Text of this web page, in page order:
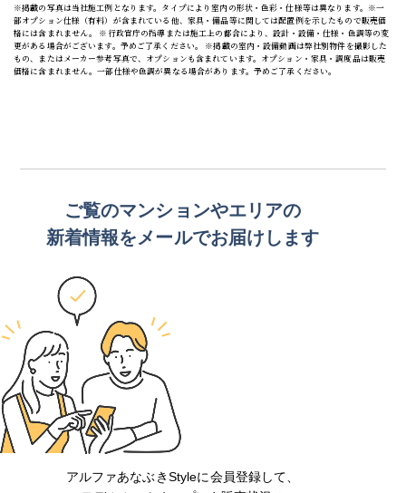
※掲載の写真は当社施工例となります。タイプにより室内の形状・色彩・仕様等は異なります。※一
部オプション仕様（有料）が含まれている他、家具・備品等に関しては配置例を示したもので販売価
格には含まれません。 ※行政官庁の指導または施工上の都合により、設計・設備・仕様・色調等の変
更がある場合がございます。予めご了承ください。 ※掲載の室内・設備動画は弊社別物件を撮影した
もの、またはメーカー参考写真で、オプションも含まれています。オプション・家具・調度品は販売
価格に含まれません。一部仕様や色調が異なる場合があります。予めご了承ください。
ご覧のマンションやエリアの
新着情報をメールでお届けします
アルファあなぶきStyleに会員登録して、